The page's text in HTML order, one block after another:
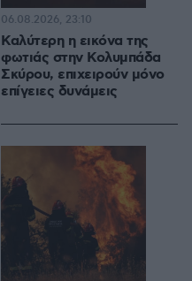
Καλύτερη η εικόνα της
φωτιάς στην Κολυμπάδα
Σκύρου, επιχειρούν μόνο
επίγειες δυνάμεις
06.08.2026, 23:10